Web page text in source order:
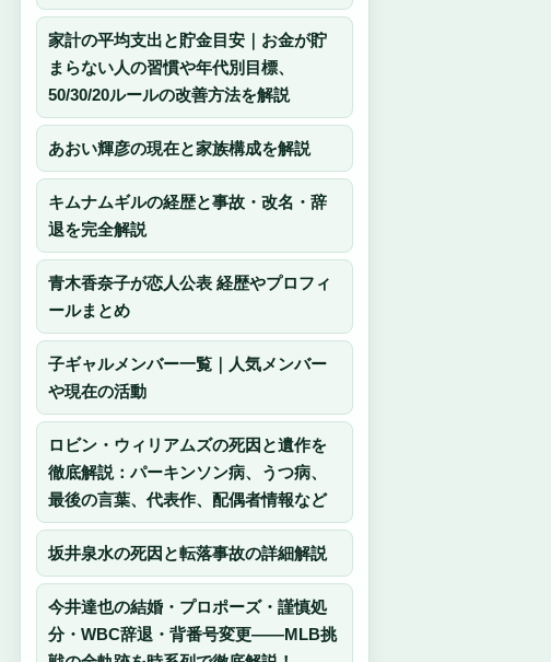
家計の平均支出と貯金目安｜お金が貯
まらない人の習慣や年代別目標、
50/30/20ルールの改善方法を解説
あおい輝彦の現在と家族構成を解説
キムナムギルの経歴と事故・改名・辞
退を完全解説
青木香奈子が恋人公表 経歴やプロフィ
ールまとめ
子ギャルメンバー一覧｜人気メンバー
や現在の活動
ロビン・ウィリアムズの死因と遺作を
徹底解説：パーキンソン病、うつ病、
最後の言葉、代表作、配偶者情報など
坂井泉水の死因と転落事故の詳細解説
今井達也の結婚・プロポーズ・謹慎処
分・WBC辞退・背番号変更――MLB挑